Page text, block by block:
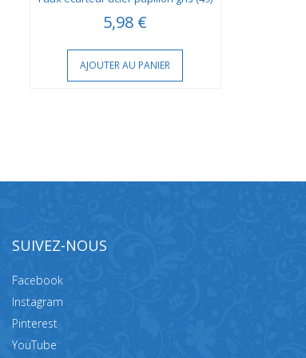
5,98 €
AJOUTER AU PANIER
SUIVEZ-NOUS
Facebook
Instagram
Pinterest
YouTube